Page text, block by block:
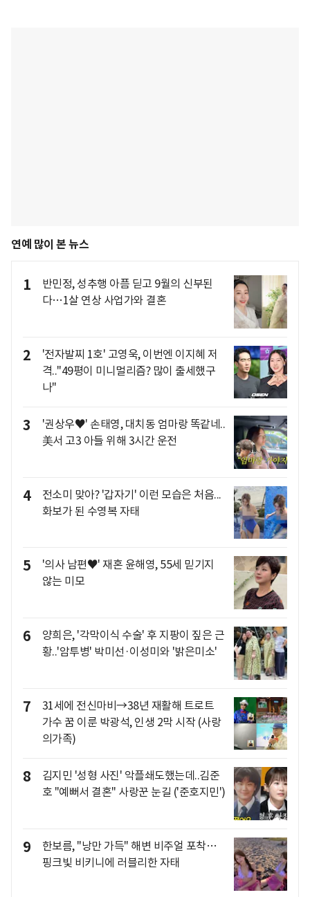
연예 많이 본 뉴스
1
반민정, 성추행 아픔 딛고 9월의 신부된
다…1살 연상 사업가와 결혼
2
'전자발찌 1호' 고영욱, 이번엔 이지혜 저
격.."49평이 미니멀리즘? 많이 출세했구
나"
3
'권상우♥' 손태영, 대치동 엄마랑 똑같네..
美서 고3 아들 위해 3시간 운전
4
전소미 맞아? '갑자기' 이런 모습은 처음...
화보가 된 수영복 자태
5
'의사 남편♥' 재혼 윤해영, 55세 믿기지
않는 미모
6
양희은, '각막이식 수술' 후 지팡이 짚은 근
황..'암투병' 박미선·이성미와 '밝은미소'
7
31세에 전신마비→38년 재활해 트로트
가수 꿈 이룬 박광석, 인생 2막 시작 (사랑
의가족)
8
김지민 '성형 사진' 악플쇄도했는데..김준
호 "예뻐서 결혼" 사랑꾼 눈길 ('준호지민')
9
한보름, "낭만 가득" 해변 비주얼 포착…
핑크빛 비키니에 러블리한 자태